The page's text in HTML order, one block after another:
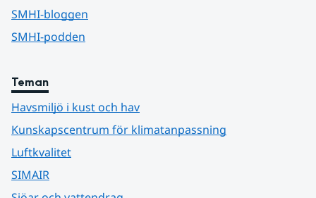
SMHI-bloggen
SMHI-podden
Teman
Havsmiljö i kust och hav
Kunskapscentrum för klimatanpassning
Luftkvalitet
SIMAIR